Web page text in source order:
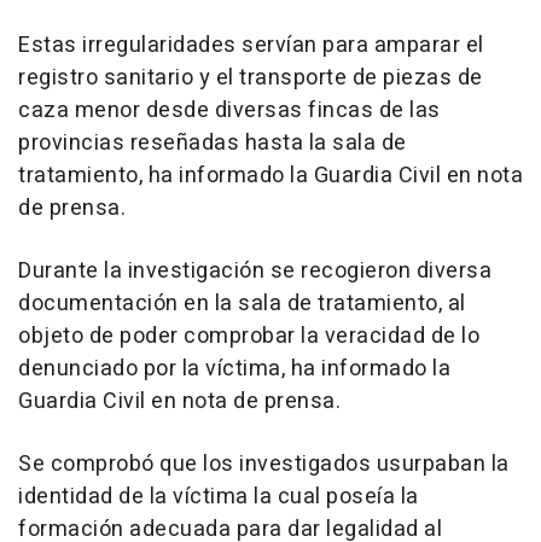
Estas irregularidades servían para amparar el
registro sanitario y el transporte de piezas de
caza menor desde diversas fincas de las
provincias reseñadas hasta la sala de
tratamiento, ha informado la Guardia Civil en nota
de prensa.
Durante la investigación se recogieron diversa
documentación en la sala de tratamiento, al
objeto de poder comprobar la veracidad de lo
denunciado por la víctima, ha informado la
Guardia Civil en nota de prensa.
Se comprobó que los investigados usurpaban la
identidad de la víctima la cual poseía la
formación adecuada para dar legalidad al